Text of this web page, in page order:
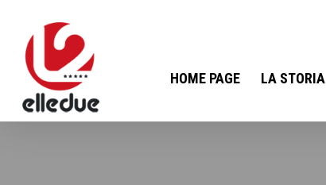
HOME PAGE LA STORIA